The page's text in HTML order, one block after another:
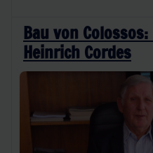
Bau von
Heinrich Cordes